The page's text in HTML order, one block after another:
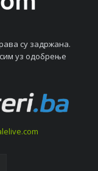
су задржана.
уз одобрeњe